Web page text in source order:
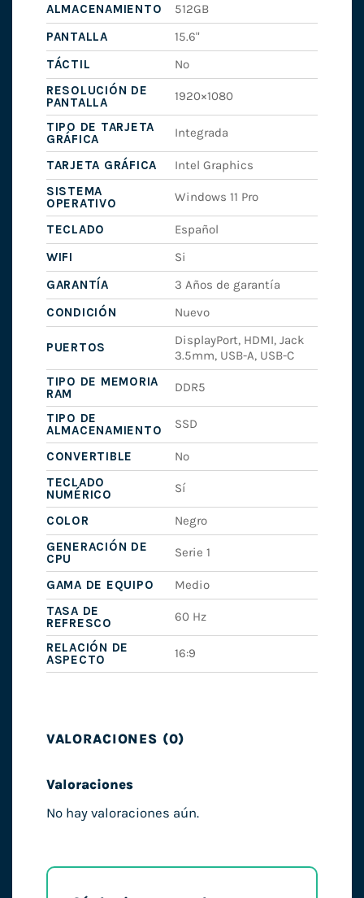
ALMACENAMIENTO
512GB
PANTALLA
15.6"
TÁCTIL
No
RESOLUCIÓN DE
PANTALLA
1920×1080
TIPO DE TARJETA
GRÁFICA
Integrada
TARJETA GRÁFICA
Intel Graphics
SISTEMA
OPERATIVO
Windows 11 Pro
TECLADO
Español
WIFI
Si
GARANTÍA
3 Años de garantía
CONDICIÓN
Nuevo
PUERTOS
DisplayPort, HDMI, Jack
3.5mm, USB-A, USB-C
TIPO DE MEMORIA
RAM
DDR5
TIPO DE
ALMACENAMIENTO
SSD
CONVERTIBLE
No
TECLADO
NUMÉRICO
Sí
COLOR
Negro
GENERACIÓN DE
CPU
Serie 1
GAMA DE EQUIPO
Medio
TASA DE
REFRESCO
60 Hz
RELACIÓN DE
ASPECTO
16:9
VALORACIONES (0)
Valoraciones
No hay valoraciones aún.